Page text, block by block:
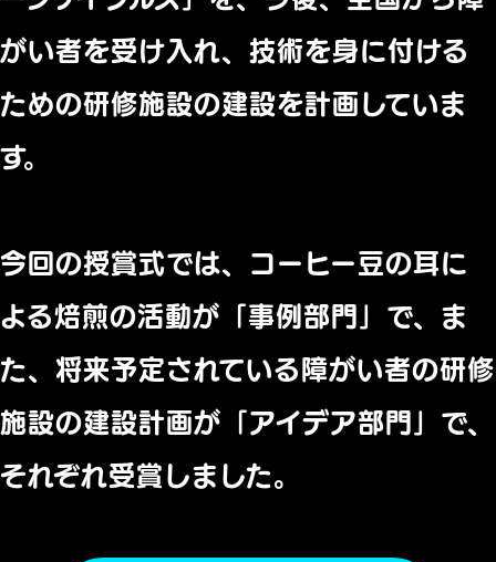
がい者を受け入れ、技術を身に付ける
ための研修施設の建設を計画していま
す。
今回の授賞式では、コーヒー豆の耳に
よる焙煎の活動が「事例部門」で、ま
た、将来予定されている障がい者の研修
施設の建設計画が「アイデア部門」で、
それぞれ受賞しました。